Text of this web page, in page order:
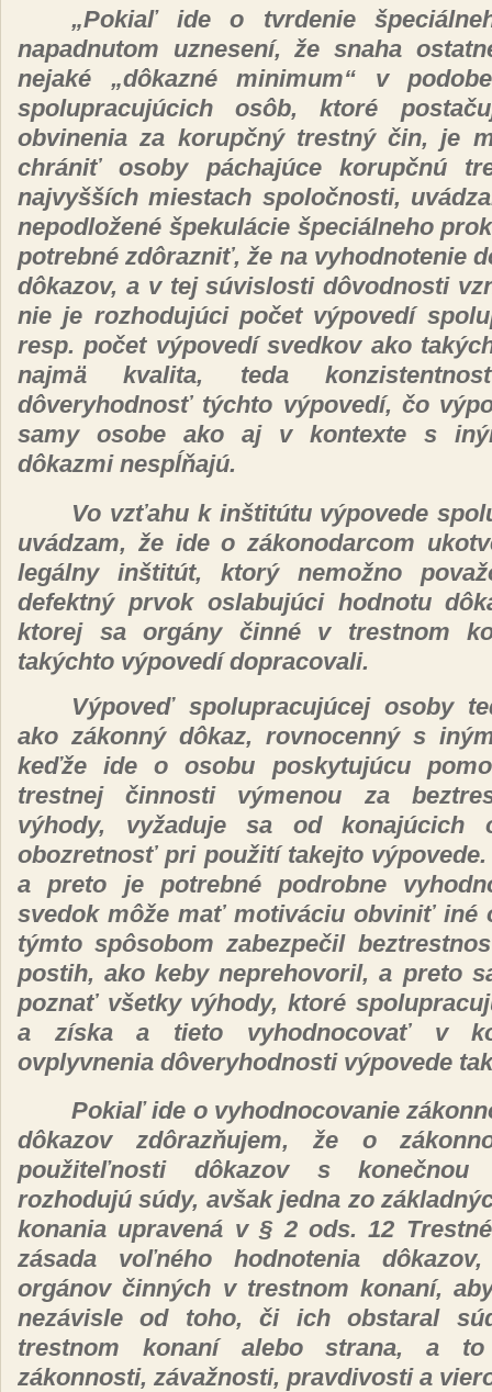
„Pokiaľ ide o tvrdenie
napadnutom uznesení, žesnaha
nejaké „dôkazné minimum“ v
spolupracujúcich osôb, ktoré
obvinenia za korupčný trestný čin,je
chrániťosoby páchajúce korupčnú
najvyššíchmiestach spoločnosti,
nepodložené špekulácie špeciálneho
potrebné zdôrazniť, že na vyhodnotenie
dôkazov, a v tejsúvislosti dôvodnosti
nie je rozhodujúci počet výpovedí
resp.počet výpovedísvedkov ako
najmäkvalita, teda
dôveryhodnosť týchto výpovedí, čo
samy osobe ako aj v kontexte s
dôkazmi nespĺňajú.
Vo vzťahu k inštitútu výpovede
uvádzam, že ide o zákonodarcom
legálny inštitút, ktorý nemožno
defektný prvok oslabujúci hodnotu
ktorej sa orgány činné v trestnom
takýchto výpovedídopracovali.
Výpoveď spolupracujúcej osoby
ako zákonný dôkaz, rovnocenný s
keďžeide o osobu poskytujúcu
trestnejčinnosti výmenou za
výhody, vyžaduje sa od konajúcich
obozretnosťpri použití takejto
a preto je potrebnépodrobne
svedok môže mať motiváciu obviniť iné
týmto spôsobom zabezpečil
postih, ako keby neprehovoril, a preto
poznať všetky výhody, ktoré
a získaa tieto vyhodnocovať v
ovplyvnenia dôveryhodnosti výpovede
Pokiaľide o vyhodnocovanie
dôkazov zdôrazňujem, že o
použiteľnosti dôkazov s
rozhodujú súdy, avšakjedna zo
konania upravená v § 2 ods. 12
zásada voľného hodnotenia
orgánov činných v trestnomkonaní,
nezávisleod toho,či ich obstaral
trestnom konaní alebo strana, a
zákonnosti, závažnosti, pravdivosti a